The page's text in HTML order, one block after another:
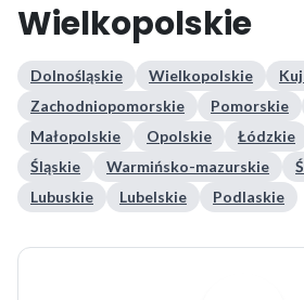
Wielkopolskie
Dolnośląskie Wielkopolskie
Zachodniopomorskie
Pomorskie
Małopolskie
Opolskie Łódzkie
Śląskie
Warmińsko-mazurskie
Lubuskie
Lubelskie Podlaskie